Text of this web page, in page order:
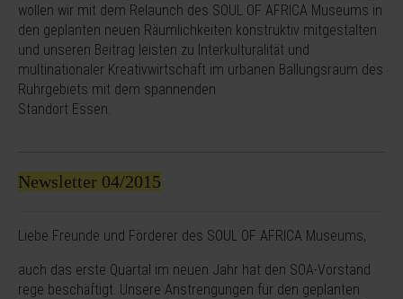
wollen wir mit dem Relaunch des SOUL OF AFRICA Museums in
den geplanten neuen Räumlichkeiten konstruktiv mitgestalten
und unseren Beitrag leisten zu lnterkulturalität und
multinationaler Kreativwirtschaft im urbanen Ballungsraum des
Ruhrgebiets mit dem spannenden
Standort Essen.
Newsletter 04/2015
Liebe Freunde und Förderer des SOUL OF AFRICA Museums,
auch das erste Quartal im neuen Jahr hat den SOA-Vorstand
rege beschäftigt. Unsere Anstrengungen für den geplanten